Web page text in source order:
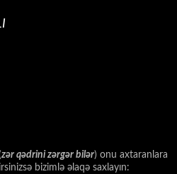
zər qədrini zərgər bilər) onu axtaranlara
bizimlə əlaqə saxlayın: